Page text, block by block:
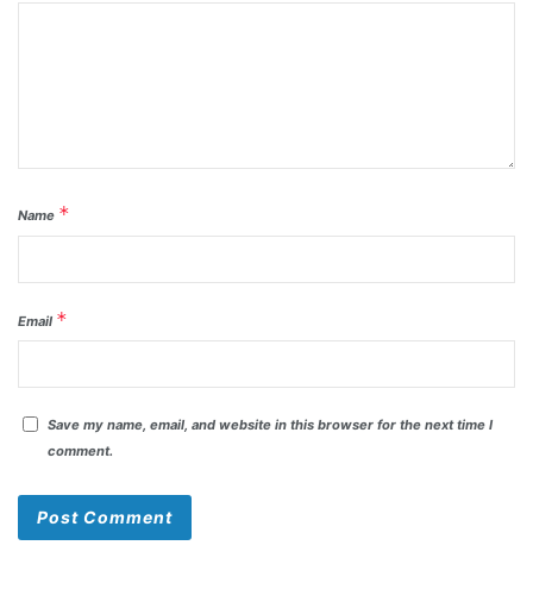
Name *
Email *
Save my name, email, and website in this browser for the next time I
comment.